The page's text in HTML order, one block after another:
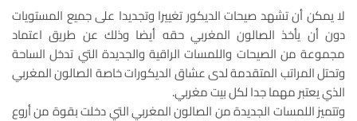
لا يمكن أن تشهد صيحات الديكور تغييرا وتجديدا على جميع المستويات
دون أن يأخذ الصالون المغربي حقه أيضا وذلك عن طريق اعتماد
مجموعة من الصيحات واللمسات الراقية والجديدة التي تدخل الساحة
وتحتل المراتب المتقدمة لدى عشاق الديكورات خاصة الصالون المغربي
الذي يعتبر مهما جدا لكل بيت مغربي.
وتتميز اللمسات الجديدة من الصالون المغربي التي دخلت بقوة من أروع